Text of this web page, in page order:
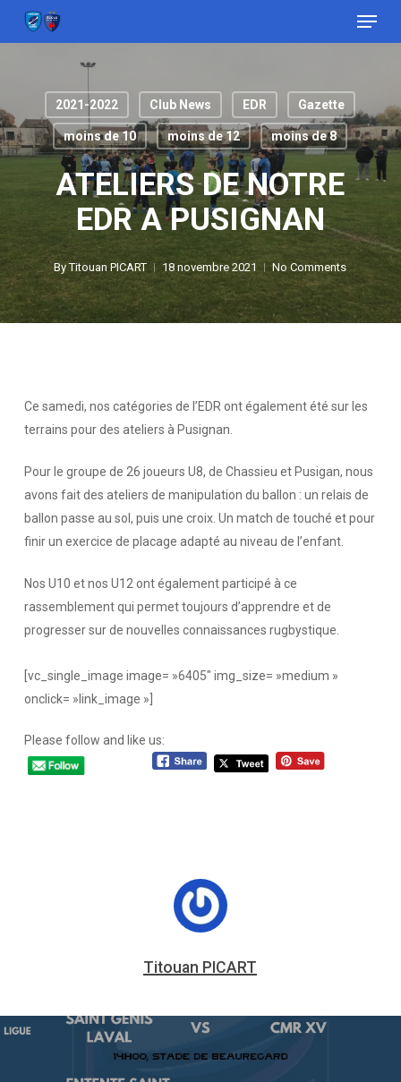
Menu
2021-2022 Club News EDR Gazette
moins de 10 moins de 12 moins de 8
ATELIERS DE NOTRE
EDR A PUSIGNAN
By Titouan PICART 18 novembre 2021 No Comments
Ce samedi, nos catégories de l’EDR ont également été sur les
terrains pour des ateliers à Pusignan.
Pour le groupe de 26 joueurs U8, de Chassieu et Pusigan, nous
avons fait des ateliers de manipulation du ballon : un relais de
ballon passe au sol, puis une croix. Un match de touché et pour
finir un exercice de placage adapté au niveau de l’enfant.
Nos U10 et nos U12 ont également participé à ce
rassemblement qui permet toujours d’apprendre et de
progresser sur de nouvelles connaissances rugbystique.
[vc_single_image image= »6405″ img_size= »medium »
onclick= »link_image »]
Please follow and like us:
Titouan PICART